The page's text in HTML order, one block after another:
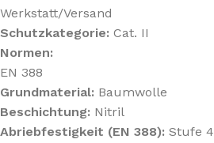
Werkstatt/Versand
Schutzkategorie: Cat. II
Normen:
EN 388
Grundmaterial: Baumwolle
Beschichtung: Nitril
Abriebfestigkeit (EN 388): Stufe 4